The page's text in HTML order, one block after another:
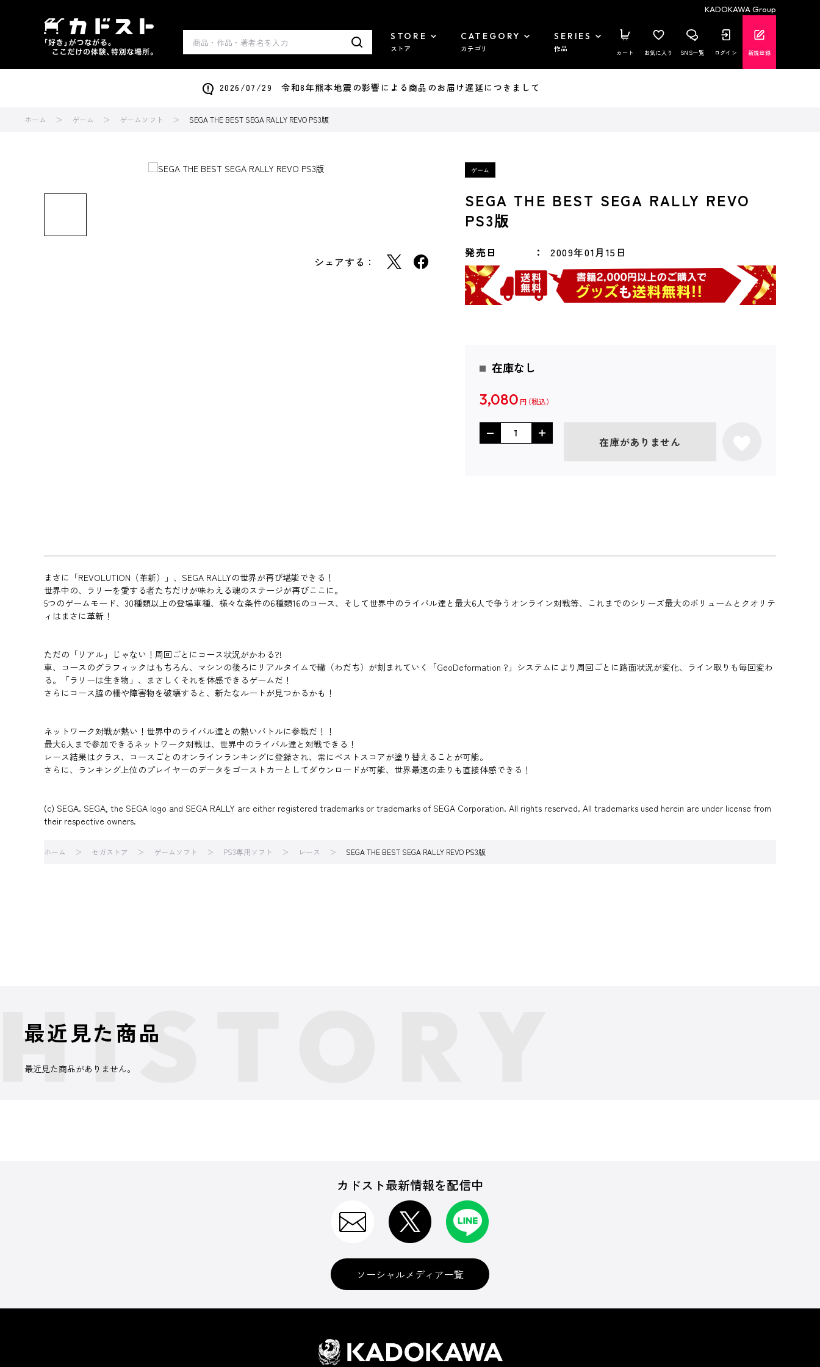
KADOKAWA Group
STORE
ストア
CATEGORY
カテゴリ
SERIES
作品 カート お気に入り SNS一覧 ログイン 新規登録
2026/07/29 令和8年熊本地震の影響による商品のお届け遅延につきまして
ホーム ゲーム ゲームソフト SEGA THE BEST SEGA RALLY REVO PS3版
シェアする：
SEGA THE BEST SEGA RALLY REVO
PS3版
発売日 2009年01月15日
在庫なし
3,080 円
在庫がありません
まさに「REVOLUTION（革新）」、SEGA RALLYの世界が再び堪能できる！
世界中の、ラリーを愛する者たちだけが味わえる魂のステージが再びここに。
5つのゲームモード、30種類以上の登場車種、様々な条件の6種類16のコース、そして世界中のライバル達と最大6人で争うオンライン対戦等、これまでのシリーズ最大のボリュームとクオリテ
ィはまさに革新！
ただの「リアル」じゃない！周回ごとにコース状況がかわる?!
車、コースのグラフィックはもちろん、マシンの後ろにリアルタイムで轍（わだち）が刻まれていく「GeoDeformation ?」システムにより周回ごとに路面状況が変化、ライン取りも毎回変わ
る。「ラリーは生き物」、まさしくそれを体感できるゲームだ！
さらにコース脇の柵や障害物を破壊すると、新たなルートが見つかるかも！
ネットワーク対戦が熱い！世界中のライバル達との熱いバトルに参戦だ！！
最大6人まで参加できるネットワーク対戦は、世界中のライバル達と対戦できる！
レース結果はクラス、コースごとのオンラインランキングに登録され、常にベストスコアが塗り替えることが可能。
さらに、ランキング上位のプレイヤーのデータをゴーストカーとしてダウンロードが可能、世界最速の走りも直接体感できる！
(c) SEGA. SEGA, the SEGA logo and SEGA RALLY are either registered trademarks or trademarks of SEGA Corporation. All rights reserved. All trademarks used herein are under license from
their respective owners.
ホーム セガストア ゲームソフト PS3専用ソフト レース SEGA THE BEST SEGA RALLY REVO PS3版
最近見た商品
最近見た商品がありません。
カドスト最新情報を配信中
ソーシャルメディア一覧